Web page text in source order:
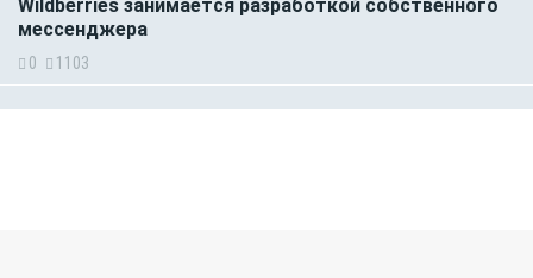
Wildberries занимается разработкой собственного
мессенджера
0 1103